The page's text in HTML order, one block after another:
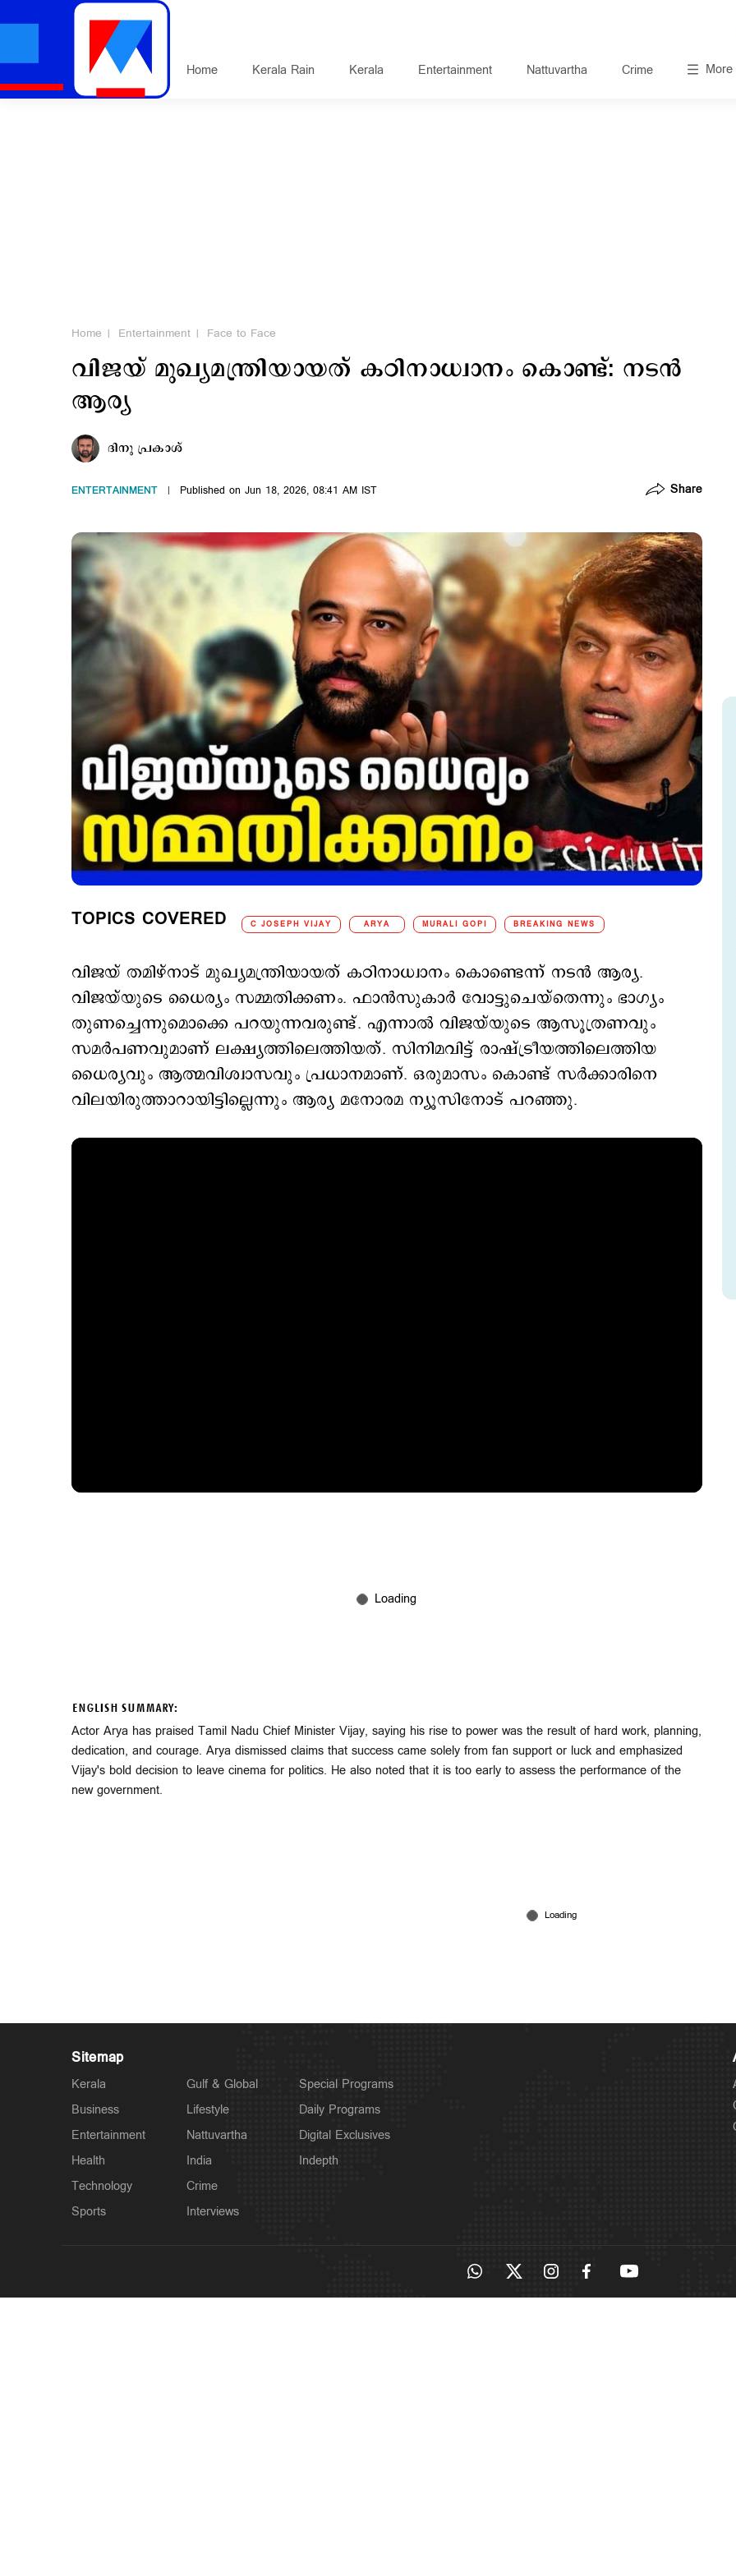
Home Kerala Rain Kerala Entertainment Nattuvartha Crime More
Home Entertainment Face to Face
വിജയ് മുഖ്യമന്ത്രിയായത് കഠിനാധ്വാനം കൊണ്ട്: നടന്‍
ആര്യ
ദിനു പ്രകാശ്
ENTERTAINMENT Published on Jun 18, 2026, 08:41 AM IST Share
TOPICS COVERED C JOSEPH VIJAY ARYA MURALI GOPI BREAKING NEWS
വിജയ് തമിഴ്നാട് മുഖ്യമന്ത്രിയായത് കഠിനാധ്വാനം കൊണ്ടെന്ന് നടന്‍ ആര്യ.
വിജയ്‍യുടെ ധൈര്യം സമ്മതിക്കണം. ഫാന്‍സുകാര്‍ വോട്ടുചെയ്തെന്നും ഭാഗ്യം
തുണച്ചെന്നുമൊക്കെ പറയുന്നവരുണ്ട്. എന്നാല്‍ വിജയ്‍യുടെ ആസൂത്രണവും
സമര്‍പണവുമാണ് ലക്ഷ്യത്തിലെത്തിയത്. സിനിമവിട്ട് രാഷ്ട്രീയത്തിലെത്തിയ
ധൈര്യവും ആത്മവിശ്വാസവും പ്രധാനമാണ്. ഒരുമാസം കൊണ്ട് സര്‍ക്കാരിനെ
വിലയിരുത്താറായിട്ടില്ലെന്നും ആര്യ മനോരമ ന്യൂസിനോട് പറഞ്ഞു.
ENGLISH SUMMARY:
Actor Arya has praised Tamil Nadu Chief Minister Vijay, saying his rise to power was the result of hard work, planning,
dedication, and courage. Arya dismissed claims that success came solely from fan support or luck and emphasized
Vijay's bold decision to leave cinema for politics. He also noted that it is too early to assess the performance of the
new government.
Sitemap
Kerala
Business
Entertainment
Health
Technology
Sports
Gulf & Global
Lifestyle
Nattuvartha
India
Crime
Interviews
Special Programs
Daily Programs
Digital Exclusives
Indepth